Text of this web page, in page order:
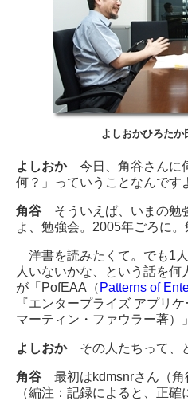
よしおかひろたか
よしおか今日、角谷さんに
何？」っていうことなんです
角谷 そういえば、いまの勉
よ、勉強会。2005年ごろに
洋書を読みたくて。でも1
人いないかな、という話を
が「PofEAA（ Patterns of
『エンタープライズ アプリ
マーティン・ファウラー著）
よしおかその人たちって、
角谷 最初はkdmsnrさん（角
（編注：記録によると、正